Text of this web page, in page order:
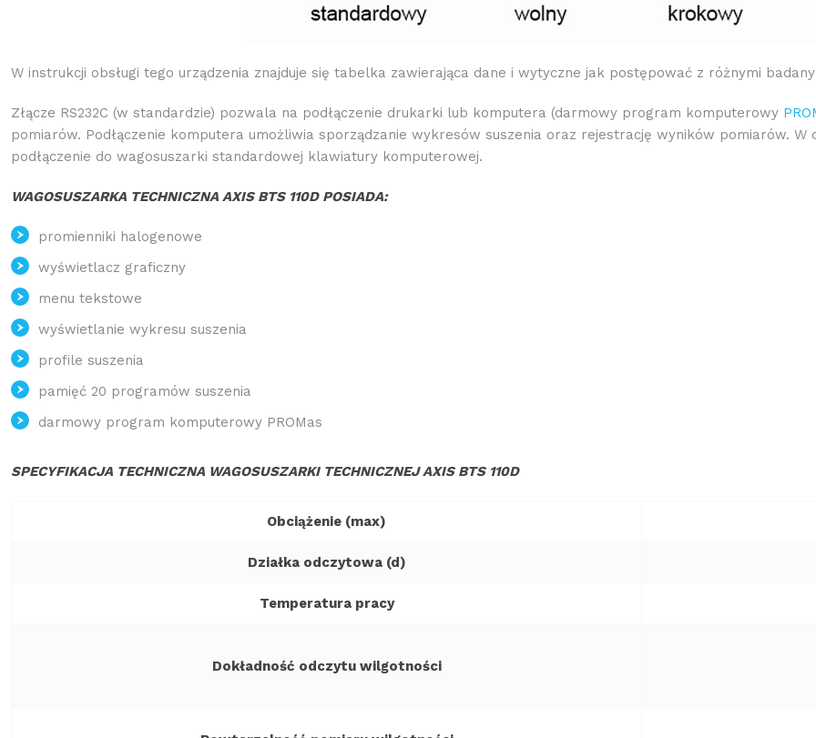
W instrukcji obsługi tego urządzenia znajduje się tabelka zawierająca dane i wytyczne jak postępować z różnymi
Złącze RS232C (w standardzie) pozwala na podłączenie drukarki lub komputera (darmowy program komputerowy
pomiarów. Podłączenie komputera umożliwia sporządzanie wykresów suszenia oraz rejestrację wyników pomiarów.
podłączenie do wagosuszarki standardowej klawiatury komputerowej.
WAGOSUSZARKA TECHNICZNA AXIS BTS 110D POSIADA:
promienniki halogenowe
wyświetlacz graficzny
menu tekstowe
wyświetlanie wykresu suszenia
profile suszenia
pamięć 20 programów suszenia
darmowy program komputerowy PROMas
SPECYFIKACJA TECHNICZNA WAGOSUSZARKI TECHNICZNEJ AXIS BTS 110D
Obciążenie (max)
Działka odczytowa (d)
Temperatura pracy
Dokładność odczytu wilgotności